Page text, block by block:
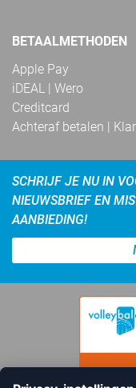
BETAALMETHODEN
Apple Pay
iDEAL | Wero
Creditcard
Achteraf betalen |
SCHRIJF JE NU IN
NIEUWSBRIEF EN
AANBIEDING!